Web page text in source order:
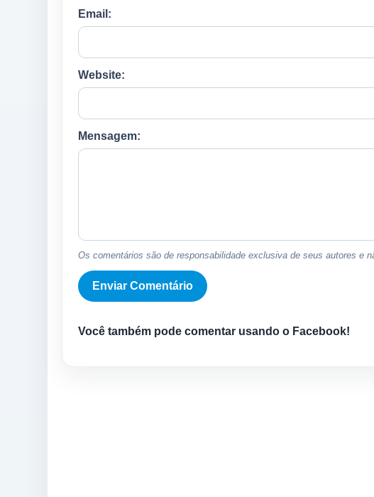
Email:
Website:
Mensagem:
Os comentários são de responsabilidade exclusiva de seus autores e
Você também pode comentar usando o Facebook!